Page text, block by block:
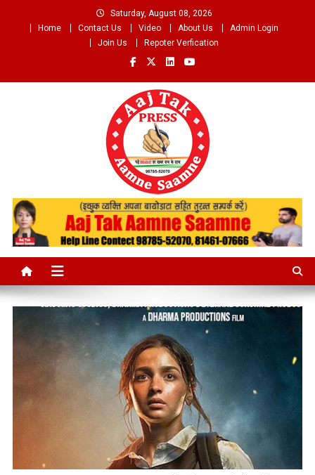
Saturday, August 08, 2026
Home
Contact Us Video About Us
Admin Login
Join Us
Repoter Verfication
Aaj Tak Aamne Saamne.com